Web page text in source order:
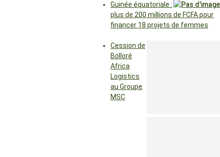
Guinée équatoriale :
plus de 200 millions de FCFA pour
financer 18 projets de femmes
Cession de
Bolloré
Africa
Logistics
au Groupe
MSC